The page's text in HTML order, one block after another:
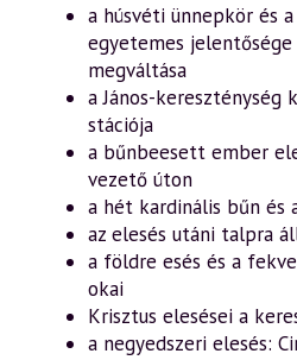
a húsvéti ünnepkör és
egyetemes
megváltása
a János-kereszténység
stációja
a bűnbeesett ember
vezető úton
a hét kardinális bűn és
az elesés utáni talpra
a földre esés és a
okai
Krisztus elesései a
a negyedszeri elesés: